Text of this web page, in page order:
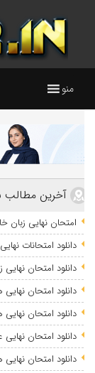
منو
آخرین مطالب
امتحان نهایی زبان خارجی 2 پایه یازدهم تیر و مرداد
دانلود امتحانات نهایی
دانلود امتحان نهایی زیست شناسی 2
دانلود امتحان نهایی
دانلود امتحان نهایی هندسه 2 پایه یازدهم
دانلود امتحان نهایی عربی 3 پایه دوازدهم تیر
دانلود امتحان نهایی هندسه 3 پایه